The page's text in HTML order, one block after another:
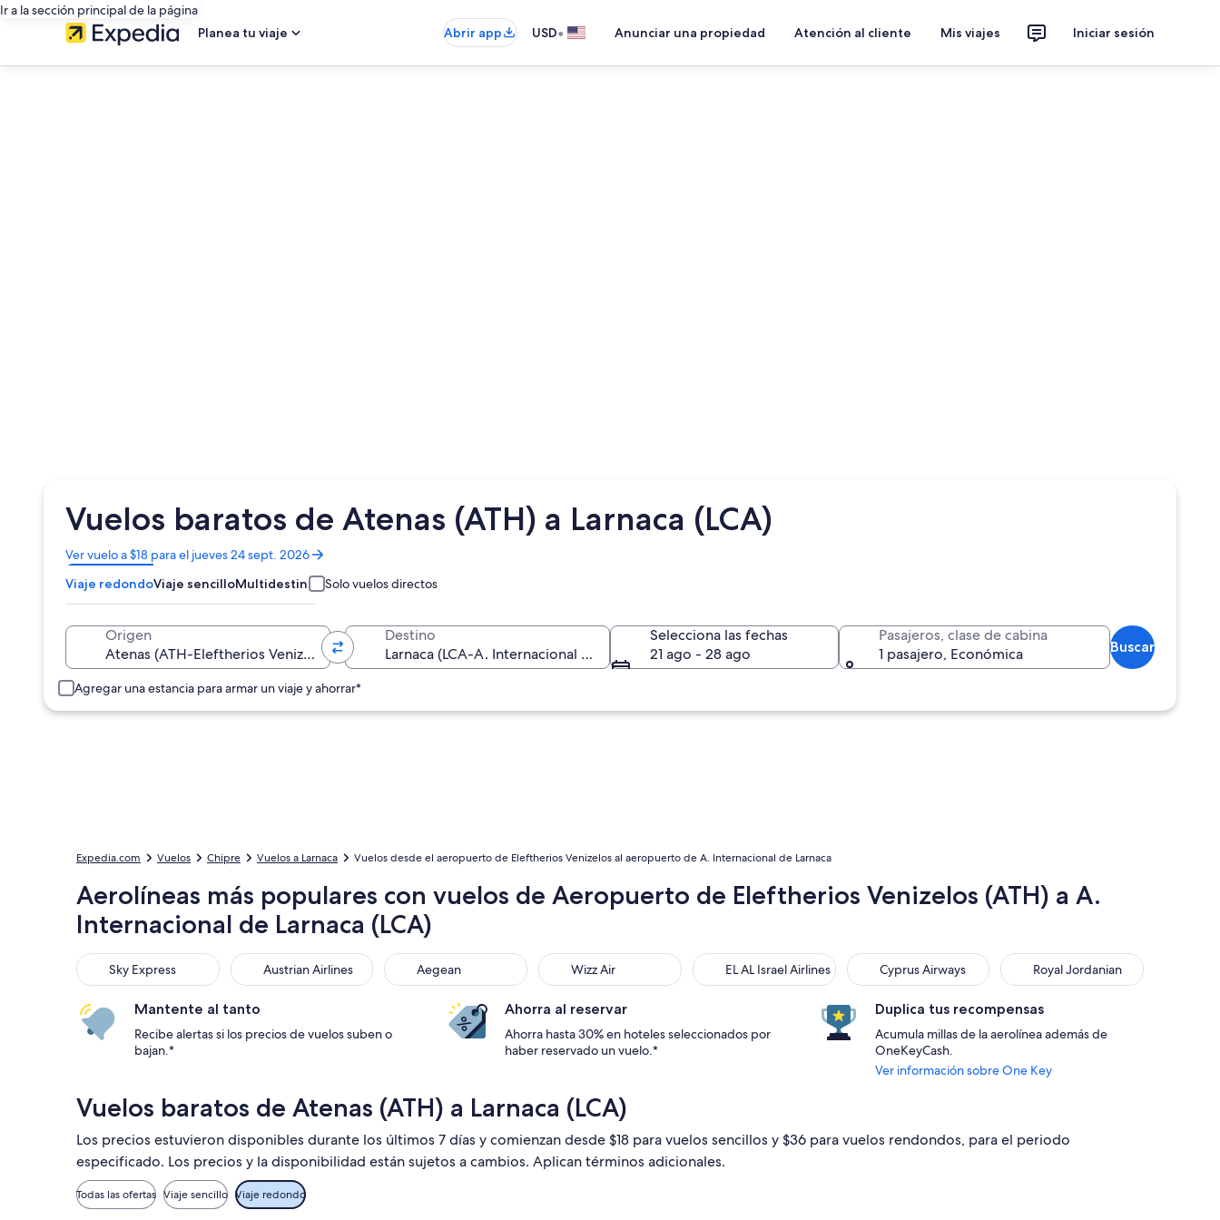
Ir a la sección principal de la página
Planea tu viaje
Abrir app USD• Anunciar una propiedad Atención al cliente Mis viajes Iniciar sesión
Vuelos baratos de Atenas (ATH) a Larnaca (LCA)
Ver vuelo a $18 para el jueves 24 sept. 2026
Se
abrirá
en
una
ventana
Viaje redondoViaje sencilloMultidestino Solo vuelos directos
Origen Destino
Selecciona las fechas
21 ago - 28 ago
Pasajeros, clase de cabina
1 pasajero, Económica
Buscar
Agregar una estancia para armar un viaje y ahorrar*
Expedia.com Vuelos Chipre Vuelos a Larnaca Vuelos desde el aeropuerto de Eleftherios Venizelos al aeropuerto de A. Internacional de Larnaca
Aerolíneas más populares con vuelos de Aeropuerto de Eleftherios Venizelos (ATH) a A.
Internacional de Larnaca (LCA)
Sky Express
Sky Express Austrian Airlines
Austrian Airlines Aegean
Aegean Wizz Air
Wizz Air EL AL Israel Airlines
EL AL Israel Airlines Cyprus Airways
Cyprus Airways Royal Jordanian
Royal Jordanian
Mantente al tanto
Recibe alertas si los precios de vuelos suben o
bajan.*
Ahorra al reservar
Ahorra hasta 30% en hoteles seleccionados por
haber reservado un vuelo.*
Duplica tus recompensas
Acumula millas de la aerolínea además de
OneKeyCash.
Ver información sobre One Key
Vuelos baratos de Atenas (ATH) a Larnaca (LCA)
Los precios estuvieron disponibles durante los últimos 7 días y comienzan desde $18 para vuelos sencillos y $36 para vuelos rendondos, para el periodo
especificado. Los precios y la disponibilidad están sujetos a cambios. Aplican términos adicionales.
Todas las ofertas Viaje sencillo Viaje redondo